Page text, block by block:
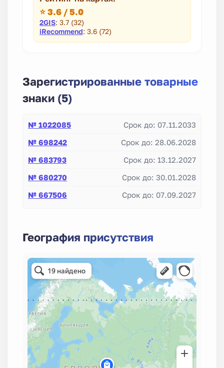
⭐ 3.6 / 5.0
2GIS: 3.7 (32)
iRecommend: 3.6 (72)
Зарегистрированные товарные
знаки (5)
№ 1022085
Срок до: 07.11.2033
№ 698242
Срок до: 28.06.2028
№ 683793
Срок до: 13.12.2027
№ 680270
Срок до: 30.01.2028
№ 667506
Срок до: 07.09.2027
География присутствия